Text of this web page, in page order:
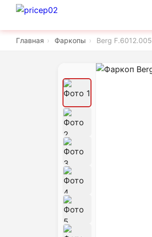
Главная › Фаркопы › Berg F.6012.005